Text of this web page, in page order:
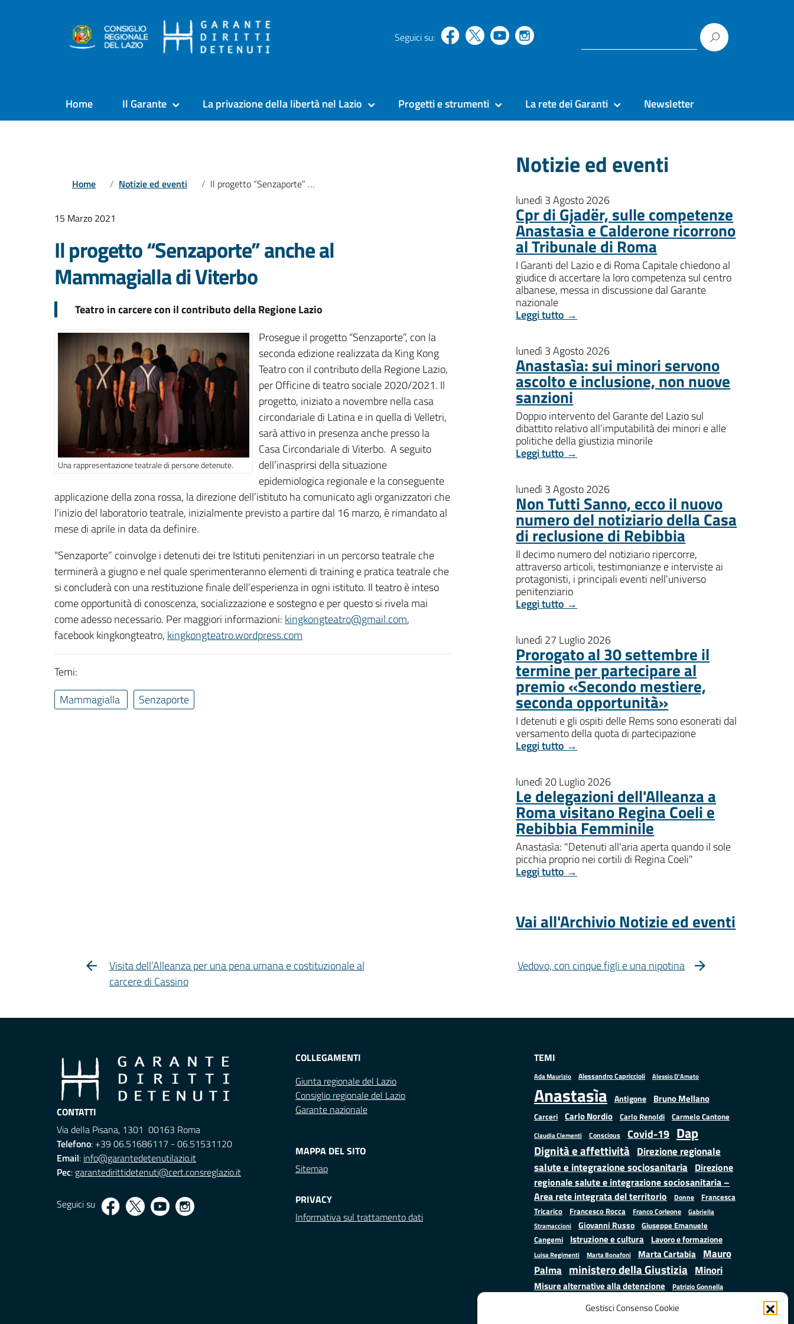
Gestisci Consenso Cookie
Seguici su:
Home Il Garante La privazione della libertà nel Lazio Progetti e strumenti La rete dei Garanti Newsletter
Home Notizie ed eventi Il progetto “Senzaporte” anche al Mammagialla di Viterbo
15 Marzo 2021
Il progetto “Senzaporte” anche al
Mammagialla di Viterbo
Teatro in carcere con il contributo della Regione Lazio
Una rappresentazione teatrale di persone detenute.
Prosegue il progetto “Senzaporte”, con la
seconda edizione realizzata da King Kong
Teatro con il contributo della Regione Lazio,
per Officine di teatro sociale 2020/2021. Il
progetto, iniziato a novembre nella casa
circondariale di Latina e in quella di Velletri,
sarà attivo in presenza anche presso la
Casa Circondariale di Viterbo. A seguito
dell’inasprirsi della situazione
epidemiologica regionale e la conseguente
applicazione della zona rossa, la direzione dell’istituto ha comunicato agli organizzatori che
l’inizio del laboratorio teatrale, inizialmente previsto a partire dal 16 marzo, è rimandato al
mese di aprile in data da definire.
“Senzaporte” coinvolge i detenuti dei tre Istituti penitenziari in un percorso teatrale che
terminerà a giugno e nel quale sperimenteranno elementi di training e pratica teatrale che
si concluderà con una restituzione finale dell’esperienza in ogni istituto. Il teatro è inteso
come opportunità di conoscenza, socializzazione e sostegno e per questo si rivela mai
come adesso necessario. Per maggiori informazioni: kingkongteatro@gmail.com,
facebook kingkongteatro, kingkongteatro.wordpress.com
Temi:
Mammagialla
Senzaporte
Notizie ed eventi
lunedì 3 Agosto 2026
Cpr di Gjadër, sulle competenze
Anastasìa e Calderone ricorrono
al Tribunale di Roma
I Garanti del Lazio e di Roma Capitale chiedono al
giudice di accertare la loro competenza sul centro
albanese, messa in discussione dal Garante
nazionale
Leggi tutto →
lunedì 3 Agosto 2026
Anastasìa: sui minori servono
ascolto e inclusione, non nuove
sanzioni
Doppio intervento del Garante del Lazio sul
dibattito relativo all’imputabilità dei minori e alle
politiche della giustizia minorile
Leggi tutto →
lunedì 3 Agosto 2026
Non Tutti Sanno, ecco il nuovo
numero del notiziario della Casa
di reclusione di Rebibbia
Il decimo numero del notiziario ripercorre,
attraverso articoli, testimonianze e interviste ai
protagonisti, i principali eventi nell'universo
penitenziario
Leggi tutto →
lunedì 27 Luglio 2026
Prorogato al 30 settembre il
termine per partecipare al
premio «Secondo mestiere,
seconda opportunità»
I detenuti e gli ospiti delle Rems sono esonerati dal
versamento della quota di partecipazione
Leggi tutto →
lunedì 20 Luglio 2026
Le delegazioni dell'Alleanza a
Roma visitano Regina Coeli e
Rebibbia Femminile
Anastasìa: "Detenuti all'aria aperta quando il sole
picchia proprio nei cortili di Regina Coeli"
Leggi tutto →
Vai all'Archivio Notizie ed eventi
Visita dell’Alleanza per una pena umana e costituzionale al
carcere di Cassino
Vedovo, con cinque figli e una nipotina
CONTATTI
Via della Pisana, 1301 00163 Roma
Telefono: +39 06.51686117 - 06.51531120
Email: info@garantedetenutilazio.it
Pec: garantedirittidetenuti@cert.consreglazio.it
Seguici su
COLLEGAMENTI
Giunta regionale del Lazio
Consiglio regionale del Lazio
Garante nazionale
MAPPA DEL SITO
Sitemap
PRIVACY
Informativa sul trattamento dati
TEMI
Ada Maurizio Alessandro Capriccioli Alessio D'Amato
Anastasìa Antigone Bruno Mellano
Carceri Carlo Nordio Carlo Renoldi Carmelo Cantone
Claudia Clementi Conscious Covid-19 Dap
Dignità e affettività Direzione regionale
salute e integrazione sociosanitaria Direzione
regionale salute e integrazione sociosanitaria –
Area rete integrata del territorio
Donne
Francesca
Tricarico
Francesco Rocca Franco Corleone
Gabriella
Stramaccioni
Giovanni Russo Giuseppe Emanuele
Cangemi
Istruzione e cultura Lavoro e formazione
Luisa Regimenti Marta Bonafoni Marta Cartabia Mauro
Palma ministero della Giustizia Minori
Misure alternative alla detenzione Patrizio Gonnella
Samuele Ciambriello